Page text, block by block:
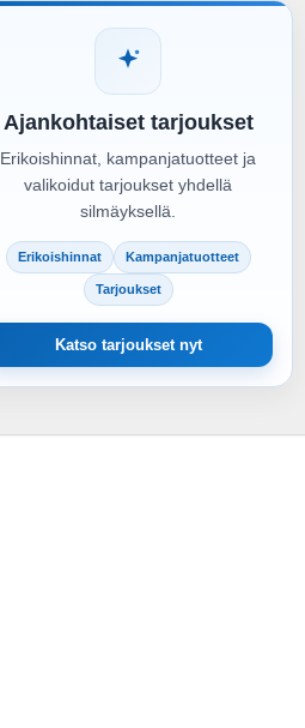
Ajankohtaiset tarjoukset
Erikoishinnat, kampanjatuotteet ja
valikoidut tarjoukset yhdellä
silmäyksellä.
Erikoishinnat Kampanjatuotteet
Tarjoukset
Katso tarjoukset nyt